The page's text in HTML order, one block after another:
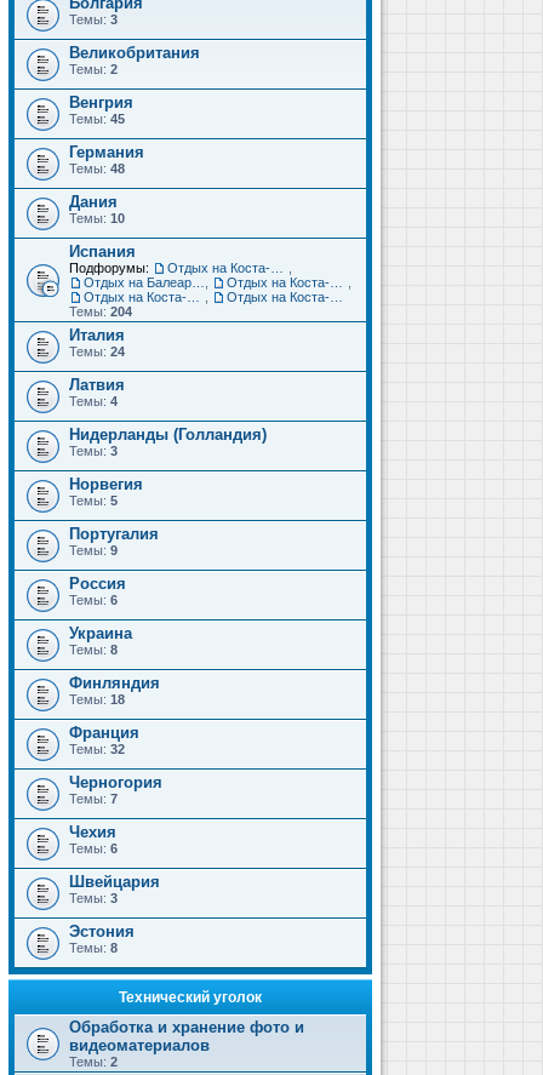
Темы: 3
Великобритания
Темы: 2
Венгрия
Темы: 45
Германия
Темы: 48
Дания
Темы: 10
Испания
Подфорумы:
Темы: 204
Италия
Темы: 24
Латвия
Темы: 4
Нидерланды (Голландия)
Темы: 3
Норвегия
Темы: 5
Португалия
Темы: 9
Россия
Темы: 6
Украина
Темы: 8
Финляндия
Темы: 18
Франция
Темы: 32
Черногория
Темы: 7
Чехия
Темы: 6
Швейцария
Темы: 3
Эстония
Темы: 8
Технический уголок
Обработка и хранение фото и
видеоматериалов
Темы: 2